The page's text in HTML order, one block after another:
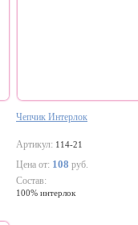
Чепчик Интерлок
Артикул: 114-21
Цена от: 108 руб.
Состав:
100% интерлок